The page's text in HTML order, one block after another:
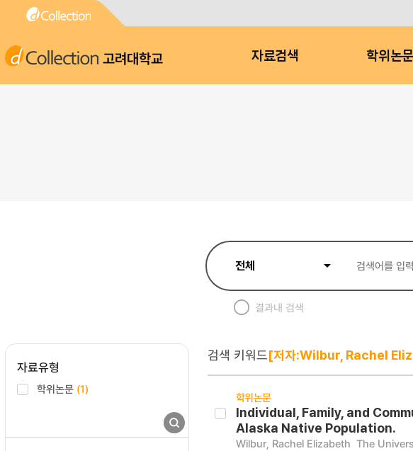
고려대학교 자료검색 학위논
결과내 검색
자료유형
학위논문 (1)
검색 키워드[저자:Wilbur, Rachel
학위논문
Individual, Family, and
Alaska Native Population.
Wilbur, Rachel Elizabeth The